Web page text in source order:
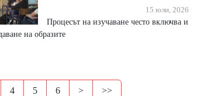
15 юли, 2026
Процесът на изучаване често включва и
на образите
4 5 6 > >>